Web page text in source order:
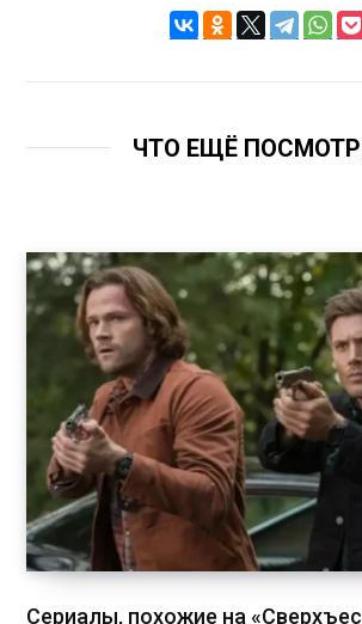
ЧТО ЕЩЁ
Сериалы, похожие на